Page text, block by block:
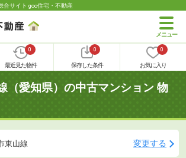
合サイト goo住宅・不動産
0
最近見た物件
0
保存した条件
0
お気に入り
（愛知県）の中古マンション 物
東山線 変更する